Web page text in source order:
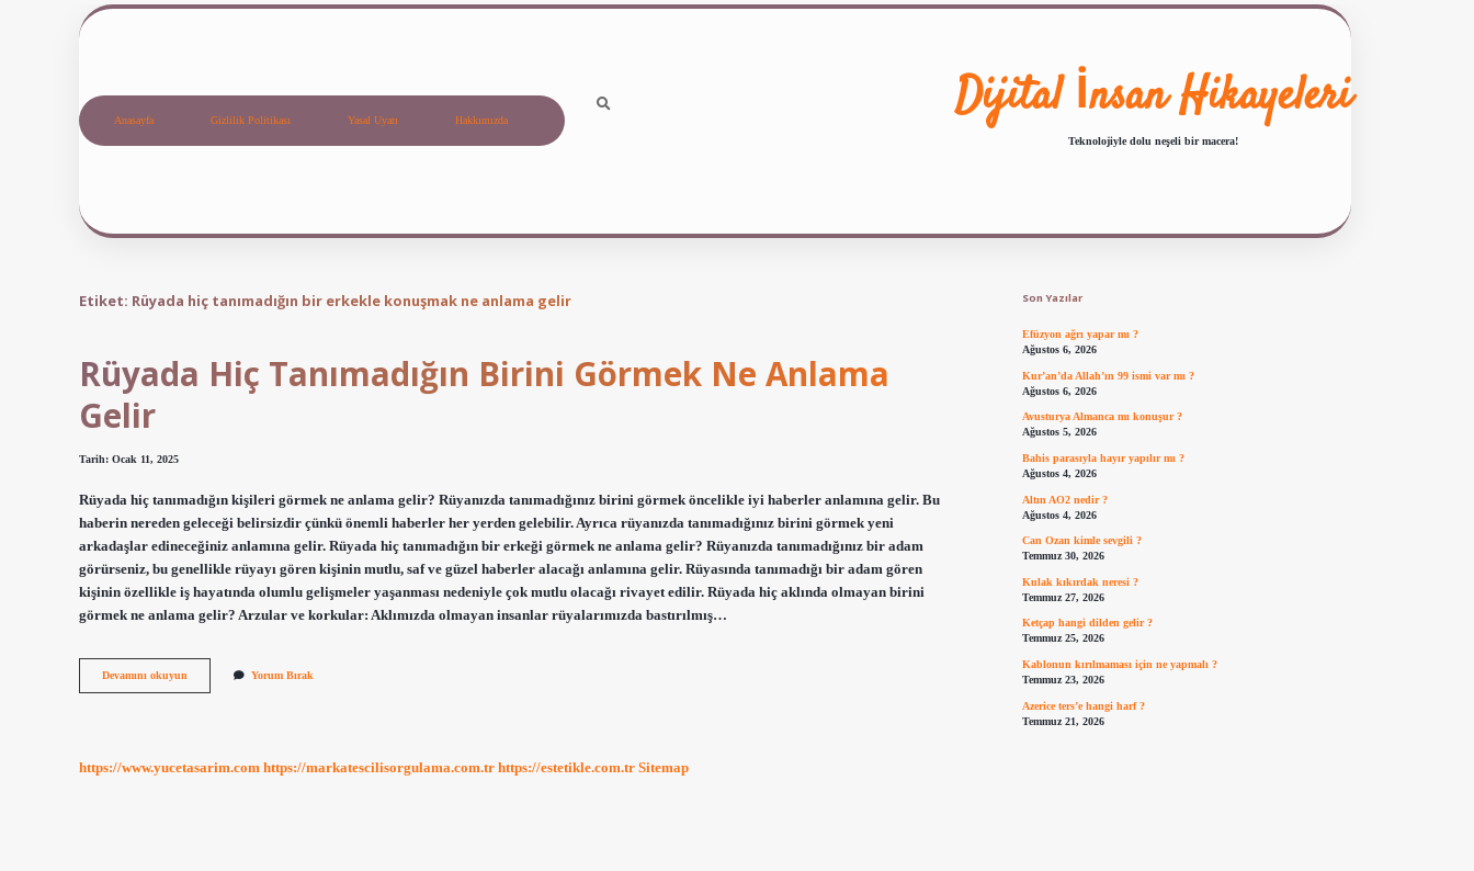
Anasayfa Gizlilik Politikası Yasal Uyarı Hakkımızda Dijital İnsan Hikayeleri
Teknolojiyle dolu neşeli bir macera!
Etiket: Rüyada hiç tanımadığın bir erkekle konuşmak ne anlama gelir
Rüyada Hiç Tanımadığın Birini Görmek Ne Anlama
Gelir
Tarih: Ocak 11, 2025
Rüyada hiç tanımadığın kişileri görmek ne anlama gelir? Rüyanızda tanımadığınız birini görmek öncelikle iyi haberler anlamına gelir. Bu
haberin nereden geleceği belirsizdir çünkü önemli haberler her yerden gelebilir. Ayrıca rüyanızda tanımadığınız birini görmek yeni
arkadaşlar edineceğiniz anlamına gelir. Rüyada hiç tanımadığın bir erkeği görmek ne anlama gelir? Rüyanızda tanımadığınız bir adam
görürseniz, bu genellikle rüyayı gören kişinin mutlu, saf ve güzel haberler alacağı anlamına gelir. Rüyasında tanımadığı bir adam gören
kişinin özellikle iş hayatında olumlu gelişmeler yaşanması nedeniyle çok mutlu olacağı rivayet edilir. Rüyada hiç aklında olmayan birini
görmek ne anlama gelir? Arzular ve korkular: Aklımızda olmayan insanlar rüyalarımızda bastırılmış…
Devamını okuyun
Hiç
Anlama
Yorum Bırak
https://www.yucetasarim.com https://markatescilisorgulama.com.tr https://estetikle.com.tr Sitemap
Son Yazılar
Efüzyon ağrı yapar mı ?
Ağustos 6, 2026
Kur’an’da Allah’ın 99 ismi var mı ?
Ağustos 6, 2026
Avusturya Almanca mı konuşur ?
Ağustos 5, 2026
Bahis parasıyla hayır yapılır mı ?
Ağustos 4, 2026
Altın AO2 nedir ?
Ağustos 4, 2026
Can Ozan kimle sevgili ?
Temmuz 30, 2026
Kulak kıkırdak neresi ?
Temmuz 27, 2026
Ketçap hangi dilden gelir ?
Temmuz 25, 2026
Kablonun kırılmaması için ne yapmalı ?
Temmuz 23, 2026
Azerice ters’e hangi harf ?
Temmuz 21, 2026